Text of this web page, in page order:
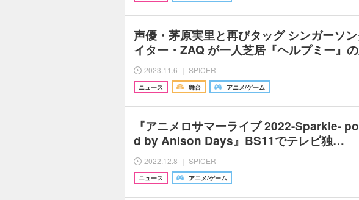
声優・茅原実⾥と再びタッグ シンガーソ
イター・ZAQ が⼀⼈芝居『ヘルプミー』
2023.11.6 ｜ SPICER
ニュース 舞台 アニメ/ゲーム
『アニメロサマーライブ 2022-Sparkle-
d by Anison Days』BS11でテレビ独…
2022.12.8 ｜ SPICER
ニュース アニメ/ゲーム